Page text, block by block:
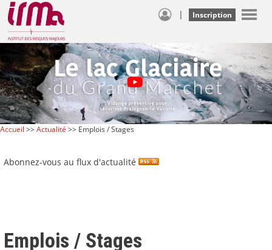
| Inscription
Accueil >>Actualité >> Emplois / Stages
Abonnez-vous au flux d'actualité
Emplois / Stages